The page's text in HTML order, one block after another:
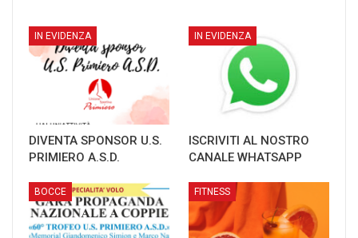
IN EVIDENZA
DIVENTA SPONSOR U.S.
PRIMIERO A.S.D.
IN EVIDENZA
ISCRIVITI AL NOSTRO
CANALE WHATSAPP
BOCCE FITNESS